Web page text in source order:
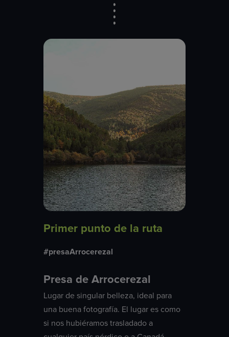
Primer punto de la ruta
#presaArrocerezal
Presa de Arrocerezal
Lugar de singular belleza, ideal para
una buena fotografía. El lugar es como
si nos hubiéramos trasladado a